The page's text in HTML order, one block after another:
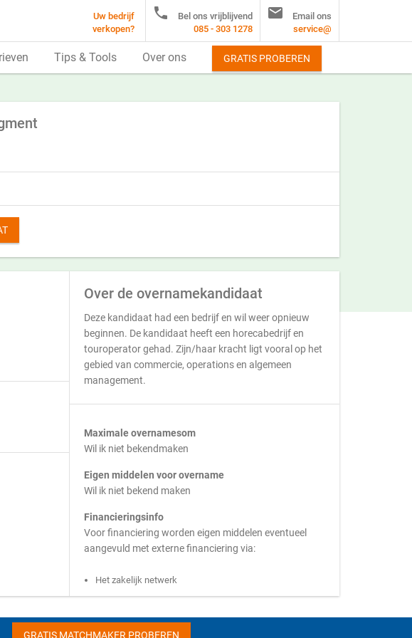
Over de overnamekandidaat
Deze kandidaat had een bedrijf en wil weer opnieuw
beginnen. De kandidaat heeft een horecabedrijf en
touroperator gehad. Zijn/haar kracht ligt vooral op het
gebied van commercie, operations en algemeen
management.
Maximale overnamesom
Wil ik niet bekendmaken
Eigen middelen voor overname
Wil ik niet bekend maken
Financieringsinfo
Voor financiering worden eigen middelen eventueel
aangevuld met externe financiering via:
Het zakelijk netwerk
Uw bedrijf
verkopen?

Bel ons vrijblijvend
085 - 303 1278

Email ons
service@
Tips & Tools Over ons GRATIS PROBEREN
GRATIS MATCHMAKER PROBEREN